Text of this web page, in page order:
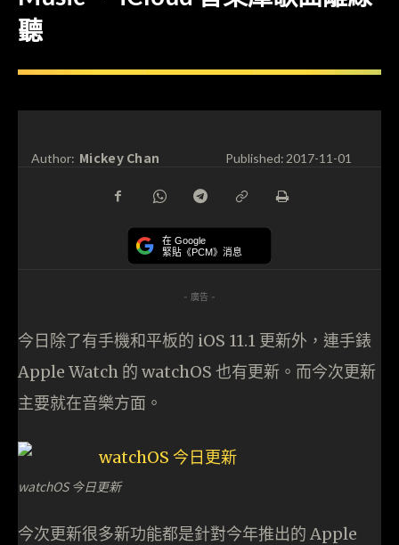
聽
Author: Mickey Chan Published:2017-11-01
在 Google
緊貼《PCM》消息
- 廣告 -
今日除了有手機和平板的 iOS 11.1 更新外，連手錶
Apple Watch 的 watchOS 也有更新。而今次更新
主要就在音樂方面。
watchOS 今日更新
今次更新很多新功能都是針對今年推出的 Apple